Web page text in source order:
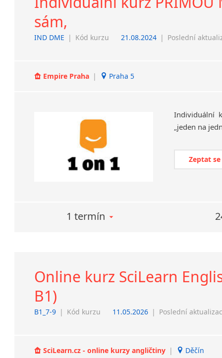
sám,
IND DME | Kód kurzu 21.08.2024 | Poslední
Empire Praha | Praha 5
Individuální
„jeden na
Zeptat
1 termín
Online kurz SciLearn
B1)
B1_7-9 | Kód kurzu 11.05.2026 | Poslední
SciLearn.cz - online kurzy angličtiny | Děčín